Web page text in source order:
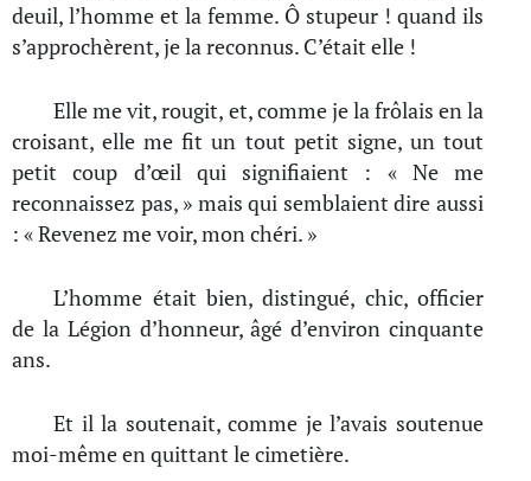
deuil, l’homme et la femme. Ô stupeur ! quand ils
s’approchèrent, je la reconnus. C’était elle !
Elle me vit, rougit, et, comme je la frôlais en la
croisant, elle me fit un tout petit signe, un tout
petit coup d’œil qui signifiaient : « Ne me
reconnaissez pas, » mais qui semblaient dire aussi
: « Revenez me voir, mon chéri. »
L’homme était bien, distingué, chic, officier
de la Légion d’honneur, âgé d’environ cinquante
ans.
Et il la soutenait, comme je l’avais soutenue
moi-même en quittant le cimetière.